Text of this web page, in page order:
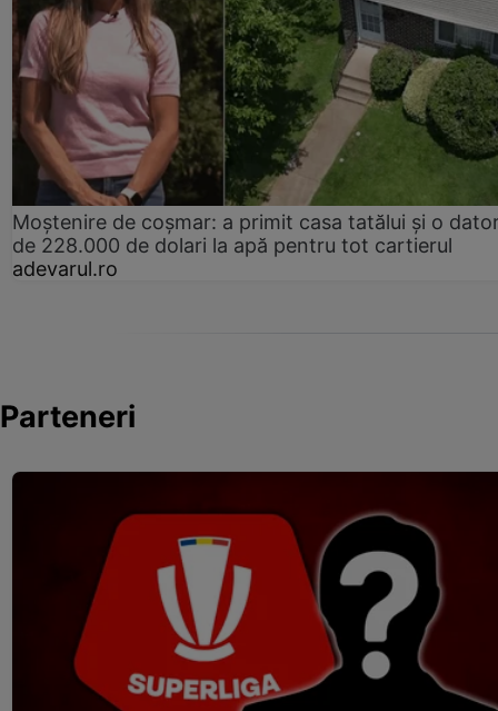
Moștenire de coșmar: a primit casa tatălui și o
de 228.000 de dolari la apă pentru tot cartierul
adevarul.ro
Parteneri